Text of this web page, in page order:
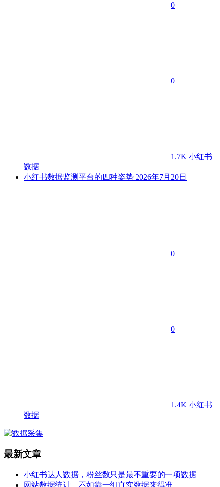
0
0
1.7K 小红书
数据
小红书数据监测平台的四种姿势 2026年7月20日
0
0
1.4K 小红书
数据
最新文章
小红书达人数据，粉丝数只是最不重要的一项数据
网站数据统计，不如靠一组真实数据来得准